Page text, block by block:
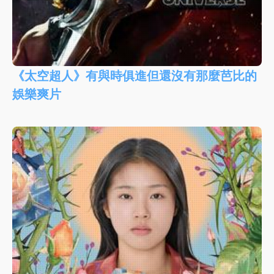
《太空超人》有與時俱進但還沒有那麼芭比的
娛樂爽片